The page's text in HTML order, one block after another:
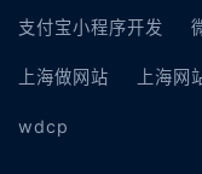
支付宝小程序开发
上海做网站 上海网
wdcp